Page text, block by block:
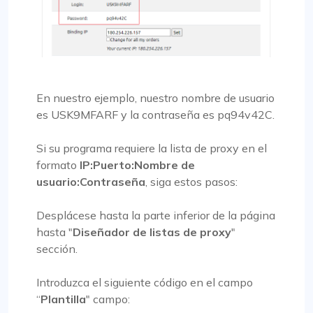
En nuestro ejemplo, nuestro nombre de usuario
es USK9MFARF y la contraseña es pq94v42C.
Si su programa requiere la lista de proxy en el
formato IP:Puerto:Nombre de
usuario:Contraseña, siga estos pasos:
Desplácese hasta la parte inferior de la página
hasta "Diseñador de listas de proxy"
sección.
Introduzca el siguiente código en el campo
“Plantilla" campo: